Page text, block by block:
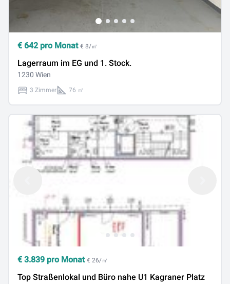
€ 642pro Monat € 8/㎡
Lagerraum im EG und 1. Stock.
1230 Wien
3 Zimmer 76 ㎡
€ 3.839 pro Monat € 26/㎡
Top Straßenlokal und Büro nahe U1 Kagraner Platz